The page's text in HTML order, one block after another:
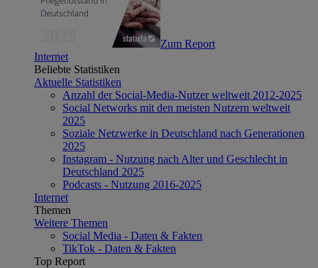
Zum Report
Internet
Beliebte Statistiken
Aktuelle Statistiken
Anzahl der Social-Media-Nutzer weltweit 2012-2025
Social Networks mit den meisten Nutzern weltweit
2025
Soziale Netzwerke in Deutschland nach Generationen
2025
Instagram - Nutzung nach Alter und Geschlecht in
Deutschland 2025
Podcasts - Nutzung 2016-2025
Internet
Themen
Weitere Themen
Social Media - Daten & Fakten
TikTok - Daten & Fakten
Top Report